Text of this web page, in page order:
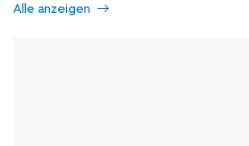
Alle anzeigen